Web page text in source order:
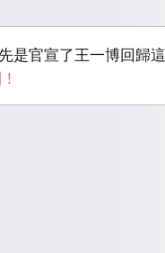
是官宣了王一博回歸這